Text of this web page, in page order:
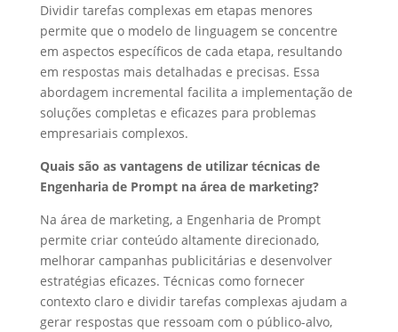
Dividir tarefas complexas em etapas menores
permite que o modelo de linguagem se concentre
em aspectos específicos de cada etapa, resultando
em respostas mais detalhadas e precisas. Essa
abordagem incremental facilita a implementação de
soluções completas e eficazes para problemas
empresariais complexos.
Quais são as vantagens de utilizar técnicas de
Engenharia de Prompt na área de marketing?
Na área de marketing, a Engenharia de Prompt
permite criar conteúdo altamente direcionado,
melhorar campanhas publicitárias e desenvolver
estratégias eficazes. Técnicas como fornecer
contexto claro e dividir tarefas complexas ajudam a
gerar respostas que ressoam com o público-alvo,